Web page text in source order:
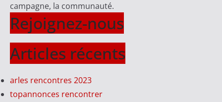
campagne, la communauté.
Rejoignez-nous
Articles récents
arles rencontres 2023
topannonces rencontrer